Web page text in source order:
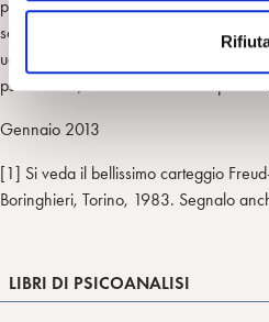
particolare, l’affetto umano più solido
scrive sempre Freud nel necrologio –
udì lamentarsi di non aver potuto
psicoanalisi, che ovviamente a quel
Gennaio 2013
[1] Si veda il bellissimo carteggio
Boringhieri, Torino, 1983. Segnalo
LIBRI DI PSICOANALISI